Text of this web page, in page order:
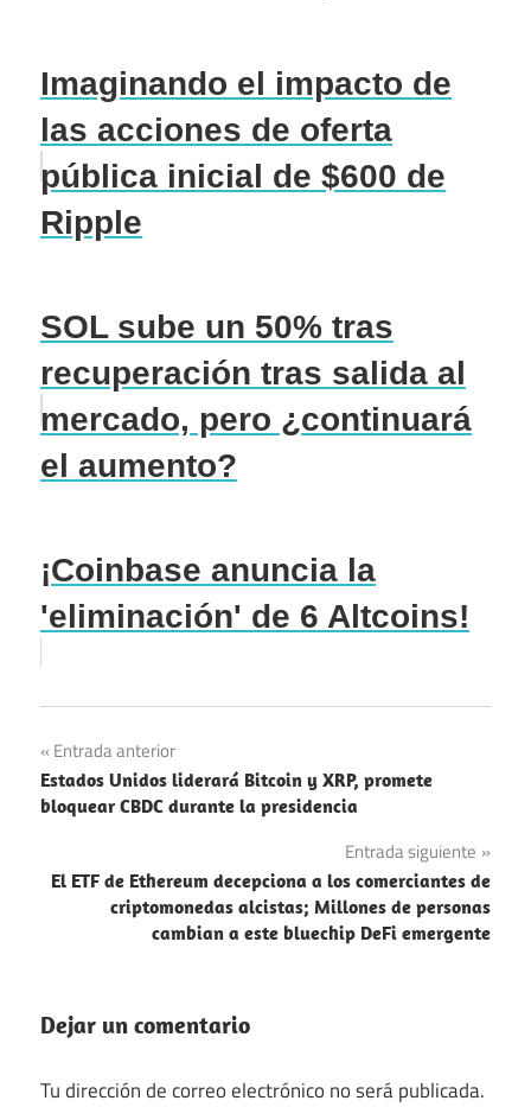
Imaginando el impacto de
las acciones de oferta
pública inicial de $600 de
Ripple
SOL sube un 50% tras
recuperación tras salida al
mercado, pero ¿continuará
el aumento?
¡Coinbase anuncia la
'eliminación' de 6 Altcoins!
Navegación
de
Entrada anterior
Estados Unidos liderará Bitcoin y XRP, promete
bloquear CBDC durante la presidencia
Entrada siguiente
El ETF de Ethereum decepciona a los comerciantes de
criptomonedas alcistas; Millones de personas
cambian a este bluechip DeFi emergente
Dejar un comentario
Tu dirección de correo electrónico no será publicada.